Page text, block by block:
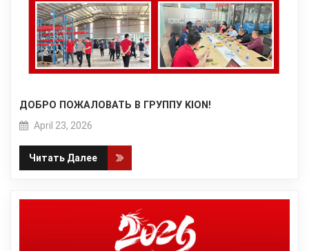
ДОБРО ПОЖАЛОВАТЬ В ГРУППУ KION!
April 23, 2026
Читать Далее